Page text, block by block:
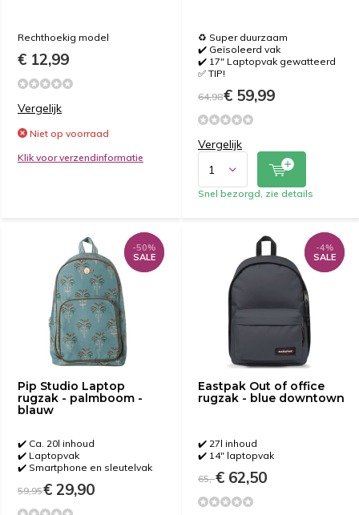
Rechthoekig model
€ 12,99
Vergelijk
Niet op voorraad
Klik voor verzendinformatie
♻️ Super duurzaam
✔️ Geïsoleerd vak
✔️ 17" Laptopvak gewatteerd
✅ TIP!
64,98€ 59,99
Vergelijk
Snel bezorgd, zie details
Pip Studio Laptop
rugzak - palmboom -
blauw
✔️ Ca. 20l inhoud
✔️ Laptopvak
✔️ Smartphone en sleutelvak
59,95€ 29,90
-50%
SALE
-50%
SALE
Eastpak Out of office
rugzak - blue downtown
✔️ 27l inhoud
✔️ 14" laptopvak
65,-€ 62,50
-4%
SALE
-4%
SALE